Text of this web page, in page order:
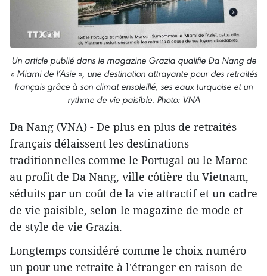
Un article publié dans le magazine Grazia qualifie Da Nang de
« Miami de l’Asie », une destination attrayante pour des retraités
français grâce à son climat ensoleillé, ses eaux turquoise et un
rythme de vie paisible. Photo: VNA
Da Nang (VNA) - De plus en plus de retraités
français délaissent les destinations
traditionnelles comme le Portugal ou le Maroc
au profit de Da Nang, ville côtière du Vietnam,
séduits par un coût de la vie attractif et un cadre
de vie paisible, selon le magazine de mode et
de style de vie Grazia.
Longtemps considéré comme le choix numéro
un pour une retraite à l'étranger en raison de